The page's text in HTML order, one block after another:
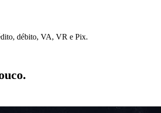
débito, VA, VR e Pix.